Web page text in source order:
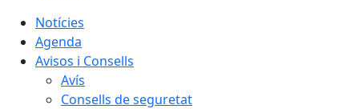
Notícies
Agenda
Avisos i Consells
Avís
Consells de seguretat